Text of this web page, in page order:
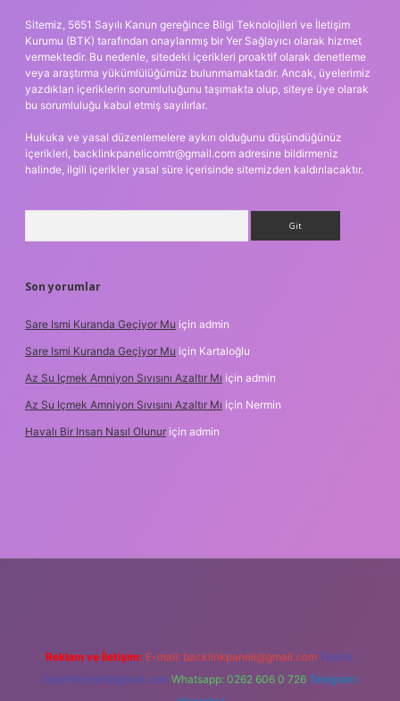
Sitemiz, 5651 Sayılı Kanun gereğince Bilgi Teknolojileri ve İletişim
Kurumu (BTK) tarafından onaylanmış bir Yer Sağlayıcı olarak hizmet
vermektedir. Bu nedenle, sitedeki içerikleri proaktif olarak denetleme
veya araştırma yükümlülüğümüz bulunmamaktadır. Ancak, üyelerimiz
yazdıkları içeriklerin sorumluluğunu taşımakta olup, siteye üye olarak
bu sorumluluğu kabul etmiş sayılırlar.
Hukuka ve yasal düzenlemelere aykırı olduğunu düşündüğünüz
içerikleri, backlinkpanelicomtr@gmail.com adresine bildirmeniz
halinde, ilgili içerikler yasal süre içerisinde sitemizden kaldırılacaktır.
Son yorumlar
Sare Ismi Kuranda Geçiyor Mu için admin
Sare Ismi Kuranda Geçiyor Mu için Kartaloğlu
Az Su Içmek Amniyon Sıvısını Azaltır Mı için admin
Az Su Içmek Amniyon Sıvısını Azaltır Mı için Nermin
Havalı Bir Insan Nasıl Olunur için admin
Reklam ve İletişim: E-mail: backlinkpaneli@gmail.com Teams:
forumhizmeti@gmail.com Whatsapp: 0262 606 0 726 Telegram: